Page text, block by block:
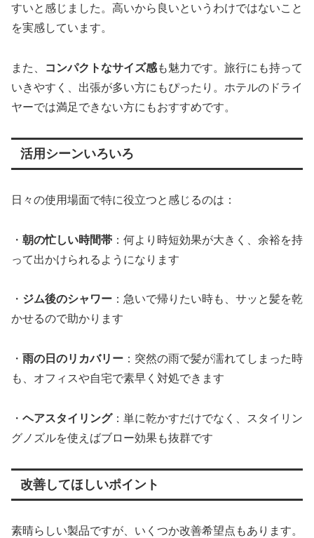
すいと感じました。高いから良いというわけではないこと
を実感しています。
また、 コンパクトなサイズ感も魅力です。旅行にも持って
いきやすく、出張が多い方にもぴったり。ホテルのドライ
ヤーでは満足できない方にもおすすめです。
活用シーンいろいろ
日々の使用場面で特に役立つと感じるのは：
・ 朝の忙しい時間帯 ：何より時短効果が大きく、余裕を持
って出かけられるようになります
・ ジム後のシャワー ：急いで帰りたい時も、サッと髪を乾
かせるので助かります
・ 雨の日のリカバリー ：突然の雨で髪が濡れてしまった時
も、オフィスや自宅で素早く対処できます
・ ヘアスタイリング：単に乾かすだけでなく、スタイリン
グノズルを使えばブロー効果も抜群です
改善してほしいポイント
素晴らしい製品ですが、いくつか改善希望点もあります。